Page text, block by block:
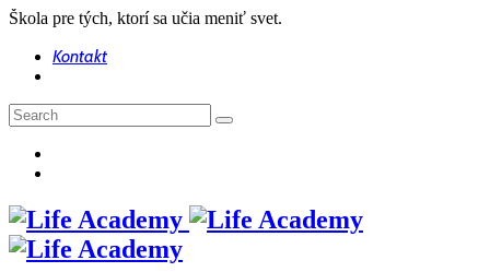
Škola pre tých, ktorí sa učia meniť svet.
Kontakt